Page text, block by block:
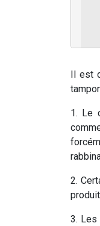
Il est
1. Le
2.
3. Les